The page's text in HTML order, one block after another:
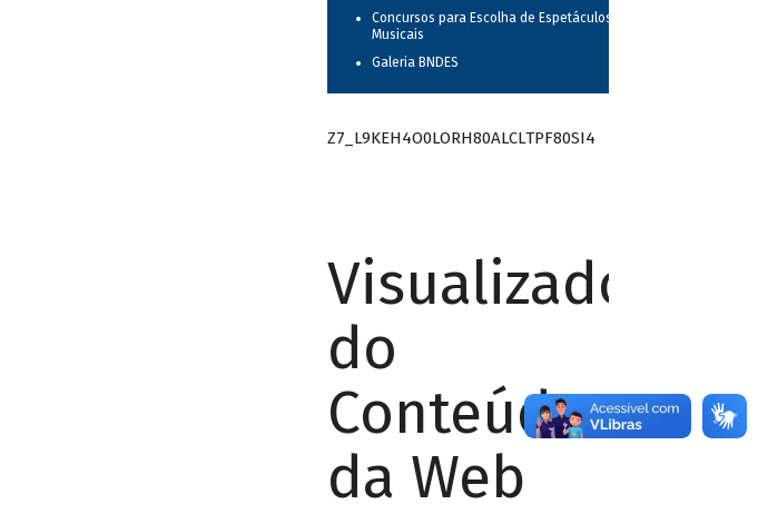
Concursos para Escolha de Espetáculos
Musicais
Galeria BNDES
Z7_L9KEH4O0LORH80ALCLTPF80SI4
Visualizador
do
Conteúdo
da Web